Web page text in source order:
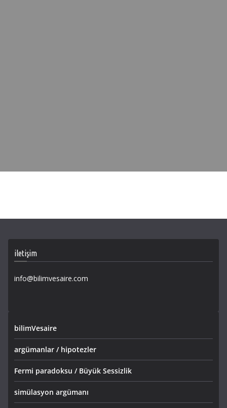
iletişim
info@bilimvesaire.com
bilimVesaire
argümanlar / hipotezler
Fermi paradoksu / Büyük Sessizlik
simülasyon argümanı